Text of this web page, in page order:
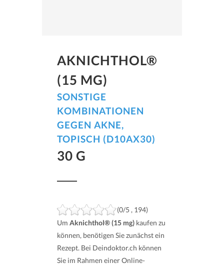
AKNICHTHOL®
(15 MG)
SONSTIGE
KOMBINATIONEN
GEGEN AKNE,
TOPISCH (D10AX30)
30 G
(0/5 , 194)
Um Aknichthol® (15 mg) kaufen zu
können, benötigen Sie zunächst ein
Rezept. Bei Deindoktor.ch können
Sie im Rahmen einer Online-